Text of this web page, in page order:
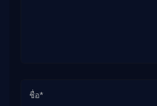
ชื่อ*